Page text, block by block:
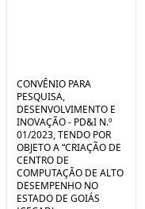
CONVÊNIO PARA
PESQUISA,
DESENVOLVIMENTO E
INOVAÇÃO - PD&I N.º
01/2023, TENDO POR
OBJETO A “CRIAÇÃO DE
CENTRO DE
COMPUTAÇÃO DE ALTO
DESEMPENHO NO
ESTADO DE GOIÁS